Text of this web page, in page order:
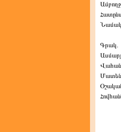
Գրակ.
Վահան